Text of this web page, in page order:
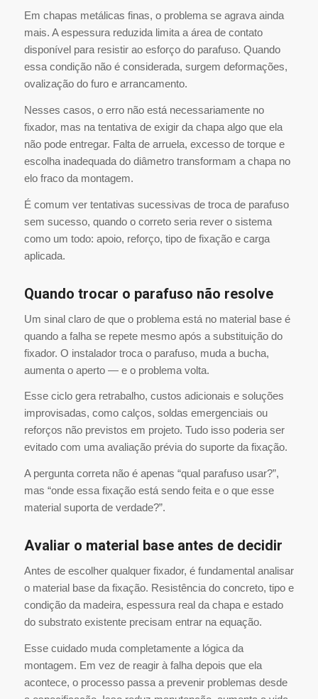
Em chapas metálicas finas, o problema se agrava ainda
mais. A espessura reduzida limita a área de contato
disponível para resistir ao esforço do parafuso. Quando
essa condição não é considerada, surgem deformações,
ovalização do furo e arrancamento.
Nesses casos, o erro não está necessariamente no
fixador, mas na tentativa de exigir da chapa algo que ela
não pode entregar. Falta de arruela, excesso de torque e
escolha inadequada do diâmetro transformam a chapa no
elo fraco da montagem.
É comum ver tentativas sucessivas de troca de parafuso
sem sucesso, quando o correto seria rever o sistema
como um todo: apoio, reforço, tipo de fixação e carga
aplicada.
Quando trocar o parafuso não resolve
Um sinal claro de que o problema está no material base é
quando a falha se repete mesmo após a substituição do
fixador. O instalador troca o parafuso, muda a bucha,
aumenta o aperto — e o problema volta.
Esse ciclo gera retrabalho, custos adicionais e soluções
improvisadas, como calços, soldas emergenciais ou
reforços não previstos em projeto. Tudo isso poderia ser
evitado com uma avaliação prévia do suporte da fixação.
A pergunta correta não é apenas “qual parafuso usar?”,
mas “onde essa fixação está sendo feita e o que esse
material suporta de verdade?”.
Avaliar o material base antes de decidir
Antes de escolher qualquer fixador, é fundamental analisar
o material base da fixação. Resistência do concreto, tipo e
condição da madeira, espessura real da chapa e estado
do substrato existente precisam entrar na equação.
Esse cuidado muda completamente a lógica da
montagem. Em vez de reagir à falha depois que ela
acontece, o processo passa a prevenir problemas desde